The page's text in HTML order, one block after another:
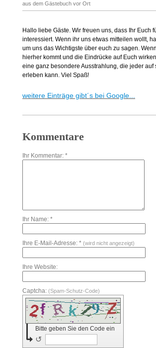
aus dem Gästebuch vor Ort
Hallo liebe Gäste. Wir freuen uns, dass Ihr Euch
interessiert. Wenn ihr uns etwas mitteilen wollt,
um uns das Wichtigste über euch zu sagen.
hierher kommt und die Eindrücke auf Euch
eine ganz besondere Ausstrahlung, die jeder auf
erleben kann. Viel Spaß!
weitere Einträge gibt´s bei Google...
Kommentare
Ihr Kommentar: *
Ihr Name: *
Ihre E-Mail-Adresse: * (wird nicht angezeigt)
Ihre Website:
Captcha: (Spam-Schutz-Code)
Bitte geben Sie den Code ein
↺